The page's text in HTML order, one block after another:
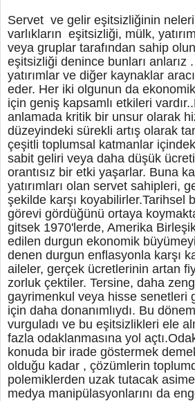
Servet ve gelir eşitsizliğinin
varlıkların eşitsizliği, mülk,
veya gruplar tarafından sahip
eşitsizliği denince bunları
yatırımlar ve diğer kaynaklar
eder. Her iki olgunun da
için geniş kapsamlı etkileri
anlamada kritik bir unsur olarak
düzeyindeki sürekli artış olarak
çeşitli toplumsal katmanlar
sabit geliri veya daha düşük
orantısız bir etki yaşarlar. Buna
yatırımları olan servet sahipleri,
şekilde karşı
görevi gördüğünü ortaya
gitsek 1970'lerde, Amerika
edilen durgun ekonomik
denen durgun enflasyonla karşı
aileler, gerçek ücretlerinin artan
zorluk çektiler. Tersine, daha
gayrimenkul veya hisse senetleri
için daha donanımlıydı. Bu
vurguladı ve bu eşitsizlikleri ele
fazla odaklanmasına yol
konuda bir irade göstermek
olduğu kadar , çözümlerin
polemiklerden uzak tutacak
medya manipülasyonlarını da